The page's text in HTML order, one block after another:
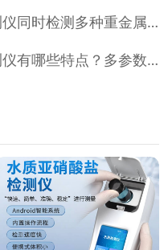
同时检测多种重金属
有哪些特点？多参数